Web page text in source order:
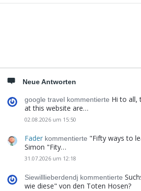
Neue Antworten
google travel kommentierte Hi to all,
at this website are…
02.08.2026 um 15:50
Fader kommentierte "Fifty ways to
Simon "Fity…
31.07.2026 um 12:18
Siewilllieberdendj kommentierte
wie diese" von den Toten Hosen?